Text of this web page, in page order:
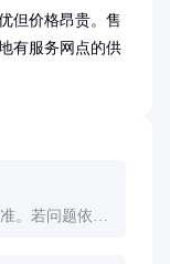
但价格昂贵。售
有服务网点的供
。若问题依